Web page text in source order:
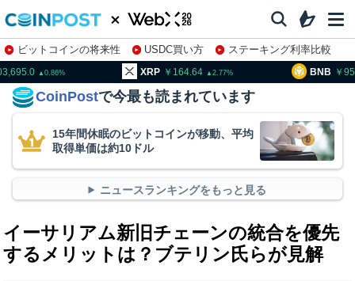
ビットコインの将来性 USDC買い方
ステーキング利率比較
株特集・関連銘柄
XRP 164.64 BNB 2.37
CoinPostで今最も読まれています
15年間休眠のビットコインが移動、平均
取得単価は約10ドル
ニュースランキングをもっと見る
イーサリアム新旧チェーンの統合を優先
するメリットは？ブテリン氏らが見解